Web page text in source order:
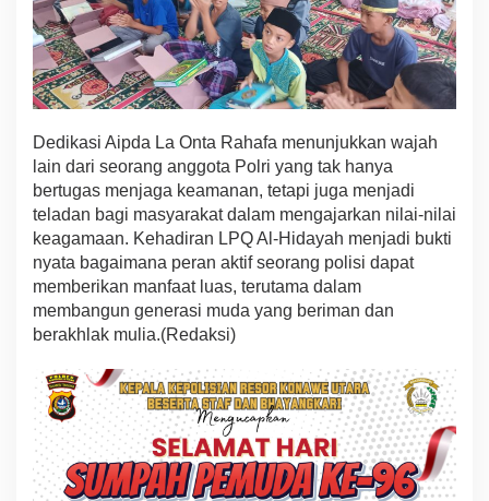
Dedikasi Aipda La Onta Rahafa menunjukkan wajah
lain dari seorang anggota Polri yang tak hanya
bertugas menjaga keamanan, tetapi juga menjadi
teladan bagi masyarakat dalam mengajarkan nilai-nilai
keagamaan. Kehadiran LPQ Al-Hidayah menjadi bukti
nyata bagaimana peran aktif seorang polisi dapat
memberikan manfaat luas, terutama dalam
membangun generasi muda yang beriman dan
berakhlak mulia.(Redaksi)